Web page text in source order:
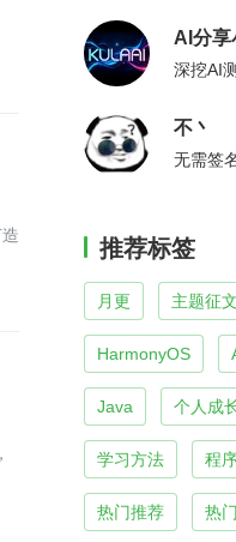
AI分享
深挖AI
不丶
无需签
推荐标签
月更 主题征文
HarmonyOS
Java 个人成
学习方法 程
热门推荐 热